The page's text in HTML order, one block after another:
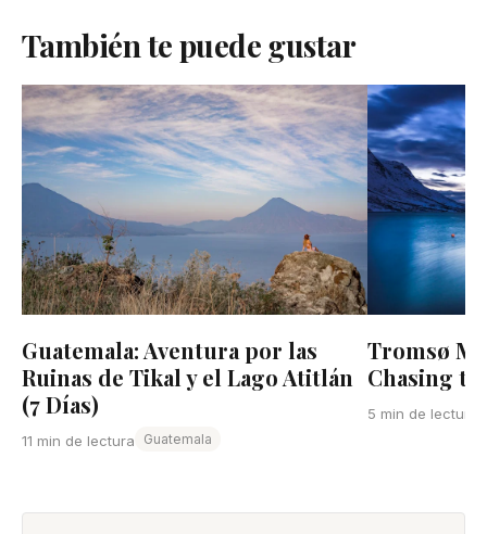
También te puede gustar
Guatemala: Aventura por las
Ruinas de Tikal y el Lago Atitlán
(7 Días)
11 min de lectura Guatemala
Tromsø
Chasing
5 min de lectura